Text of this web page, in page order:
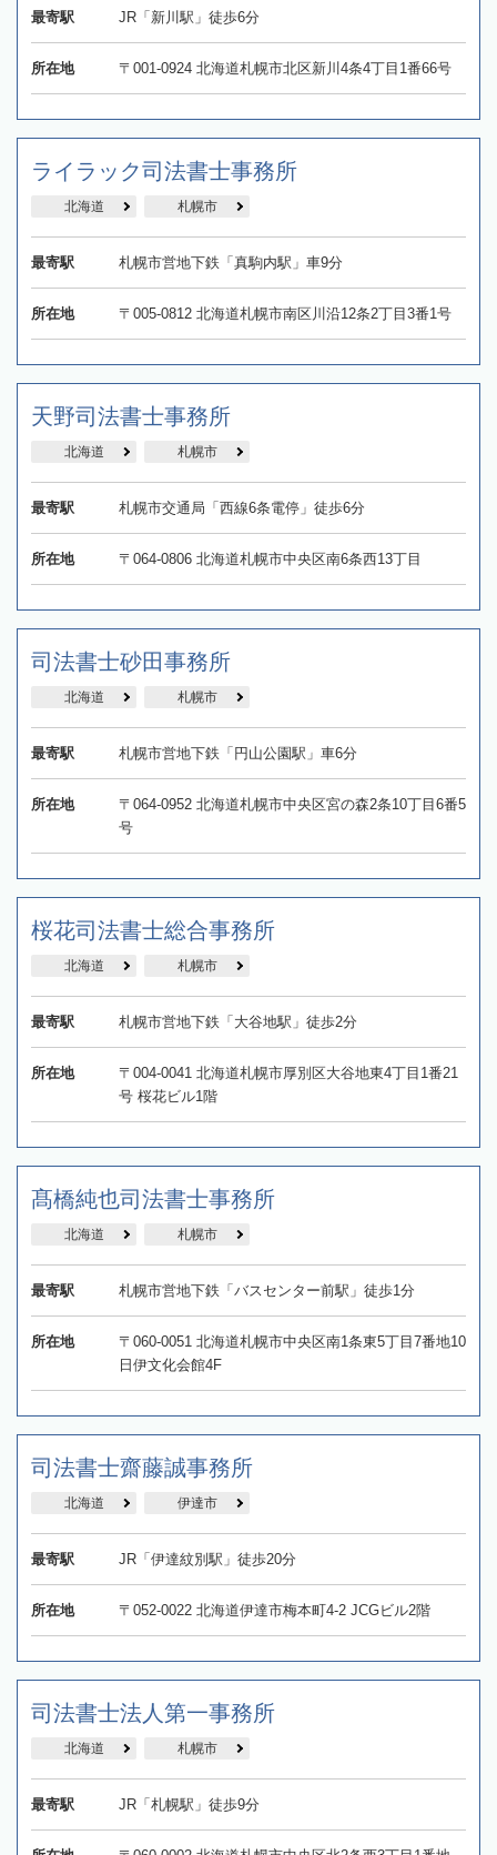
最寄駅 JR「新川駅」徒歩6分
所在地 〒001-0924 北海道札幌市北区新川4条4丁目1番66号
ライラック司法書士事務所
北海道 札幌市
最寄駅 札幌市営地下鉄「真駒内駅」車9分
所在地 〒005-0812 北海道札幌市南区川沿12条2丁目3番1号
天野司法書士事務所
北海道 札幌市
最寄駅 札幌市交通局「西線6条電停」徒歩6分
所在地 〒064-0806 北海道札幌市中央区南6条西13丁目
司法書士砂田事務所
北海道 札幌市
最寄駅 札幌市営地下鉄「円山公園駅」車6分
所在地
〒064-0952 北海道札幌市中央区宮の森2条10丁目6番5
号
桜花司法書士総合事務所
北海道 札幌市
最寄駅 札幌市営地下鉄「大谷地駅」徒歩2分
所在地
〒004-0041 北海道札幌市厚別区大谷地東4丁目1番21
号 桜花ビル1階
髙橋純也司法書士事務所
北海道 札幌市
最寄駅 札幌市営地下鉄「バスセンター前駅」徒歩1分
所在地
〒060-0051 北海道札幌市中央区南1条東5丁目7番地10
日伊文化会館4F
司法書士齋藤誠事務所
北海道 伊達市
最寄駅 JR「伊達紋別駅」徒歩20分
所在地 〒052-0022 北海道伊達市梅本町4-2 JCGビル2階
司法書士法人第一事務所
北海道 札幌市
最寄駅 JR「札幌駅」徒歩9分